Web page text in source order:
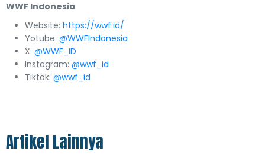
WWF Indonesia
Website: https://wwf.id/
Yotube: @WWFIndonesia
X: @WWF_ID
Instagram: @wwf_id
Tiktok: @wwf_id
Artikel Lainnya